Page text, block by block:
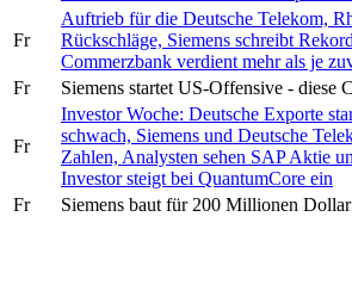
Fr
Auftrieb für die Deutsche Telekom,
Rückschläge, Siemens schreibt
Commerzbank verdient mehr als je
Fr
Siemens startet US-Offensive - diese
Fr
Investor Woche: Deutsche Exporte
schwach, Siemens und Deutsche
Zahlen, Analysten sehen SAP Aktie
Investor steigt bei QuantumCore ein
Fr
Siemens baut für 200 Millionen